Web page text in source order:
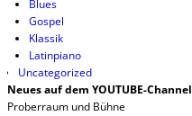
Blues
Gospel
Klassik
Latinpiano
Uncategorized
Neues auf dem YOUTUBE-Channel
Proberraum und Bühne